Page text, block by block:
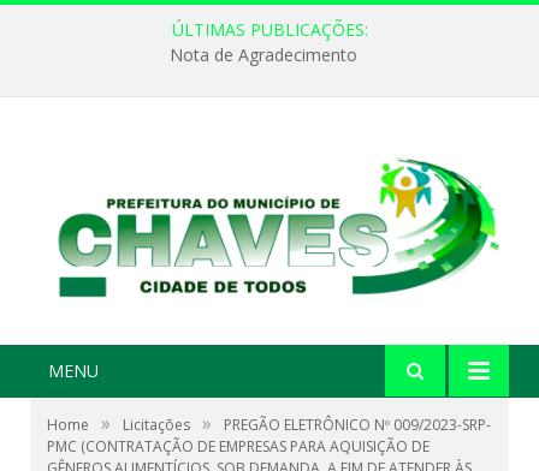
ÚLTIMAS PUBLICAÇÕES:
Nota de Agradecimento
MENU
Home » Licitações »
PREGÃO ELETRÔNICO Nº 009/2023-SRP-
PMC (CONTRATAÇÃO DE EMPRESAS PARA AQUISIÇÃO DE